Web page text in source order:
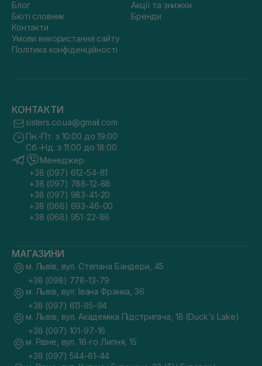
Блог
Бюті словник
Контакти
Умови використання сайту
Політика конфіденційності
Акції та знижки
Бренди
КОНТАКТИ
sisters.co.ua@gmail.com
Пн.-Пт. з 10:00 до 19:00
Сб.-Нд. з 11:00 до 18:00
Менеджер
+38 (097) 612-54-81
+38 (097) 788-12-88
+38 (097) 983-41-20
+38 (068) 693-46-00
+38 (068) 951-22-86
МАГАЗИНИ
м. Львів, вул. Степана Бандери, 45
+38 (098) 778-13-79
м. Львів, вул. Івана Франка, 36
+38 (097) 611-95-94
м. Львів, вул. Академіка Підстригача, 1В (Duck's Lake)
+38 (097) 101-97-16
м. Рівне, вул. 16-го Липня, 15
+38 (097) 544-61-44